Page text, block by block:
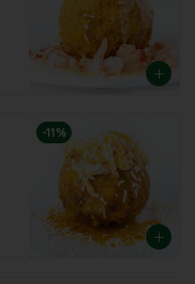
-11%